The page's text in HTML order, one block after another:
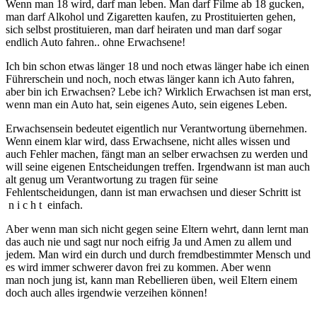
Wenn man 18 wird, darf man leben. Man darf Filme ab 18 gucken,
man darf Alkohol und Zigaretten kaufen, zu Prostituierten gehen,
sich selbst prostituieren, man darf heiraten und man darf sogar
endlich Auto fahren.. ohne Erwachsene!
Ich bin schon etwas länger 18 und noch etwas länger habe ich einen
Führerschein und noch, noch etwas länger kann ich Auto fahren,
aber bin ich Erwachsen? Lebe ich? Wirklich Erwachsen ist man erst,
wenn man ein Auto hat, sein eigenes Auto, sein eigenes Leben.
Erwachsensein bedeutet eigentlich nur Verantwortung übernehmen.
Wenn einem klar wird, dass Erwachsene, nicht alles wissen und
auch Fehler machen, fängt man an selber erwachsen zu werden und
will seine eigenen Entscheidungen treffen. Irgendwann ist man auch
alt genug um Verantwortung zu tragen für seine
Fehlentscheidungen, dann ist man erwachsen und dieser Schritt ist
n i c h t einfach.
Aber wenn man sich nicht gegen seine Eltern wehrt, dann lernt man
das auch nie und sagt nur noch eifrig Ja und Amen zu allem und
jedem. Man wird ein durch und durch fremdbestimmter Mensch und
es wird immer schwerer davon frei zu kommen. Aber wenn
man noch jung ist, kann man Rebellieren üben, weil Eltern einem
doch auch alles irgendwie verzeihen können!